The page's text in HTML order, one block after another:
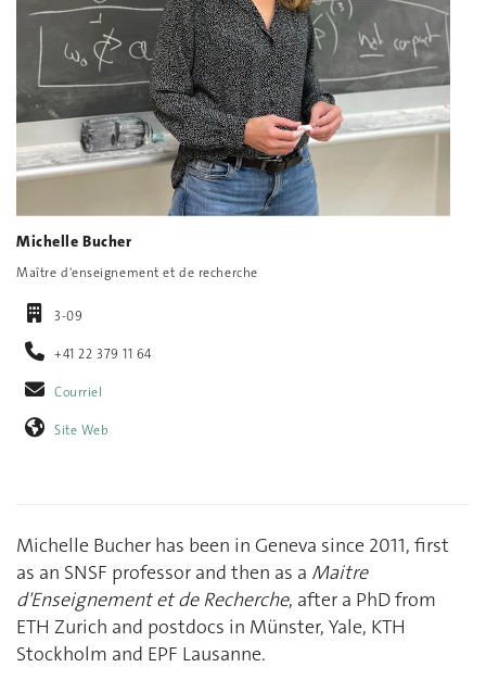
Michelle Bucher
Maître d'enseignement et de recherche
3-09
+41 22 379 11 64
Courriel
Site Web
Michelle Bucher has been in Geneva since 2011, first
as an SNSF professor and then as a Maitre
d'Enseignement et de Recherche, after a PhD from
ETH Zurich and postdocs in Münster, Yale, KTH
Stockholm and EPF Lausanne.